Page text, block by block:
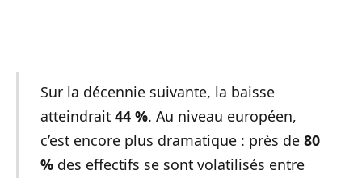
Sur la décennie suivante, la baisse
atteindrait 44 %. Au niveau européen,
c’est encore plus dramatique : près de 80
% des effectifs se sont volatilisés entre